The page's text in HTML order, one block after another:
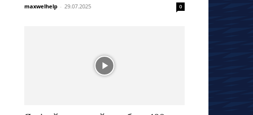
maxwelhelp - 29.07.2025 0